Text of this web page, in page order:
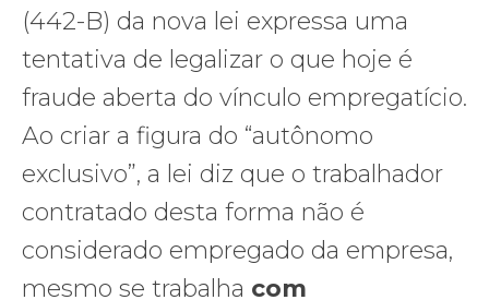
(442-B) da nova lei expressa uma
tentativa de legalizar o que hoje é
fraude aberta do vínculo empregatício.
Ao criar a figura do “autônomo
exclusivo”, a lei diz que o trabalhador
contratado desta forma não é
considerado empregado da empresa,
mesmo se trabalha com